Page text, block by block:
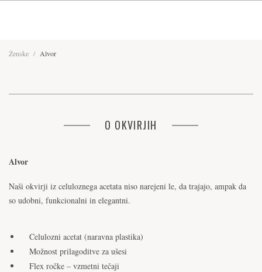
Ženske / Alvor
O OKVIRJIH
Alvor
Naši okvirji iz celuloznega acetata niso narejeni le, da trajajo, ampak da
so udobni, funkcionalni in elegantni.
Celulozni acetat (naravna plastika)
Možnost prilagoditve za ušesi
Flex ročke – vzmetni tečaji